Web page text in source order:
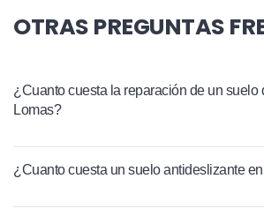
OTRAS PREGUNTAS
¿Cuanto cuesta la reparación de un suelo
Lomas?
¿Cuanto cuesta un suelo antideslizante